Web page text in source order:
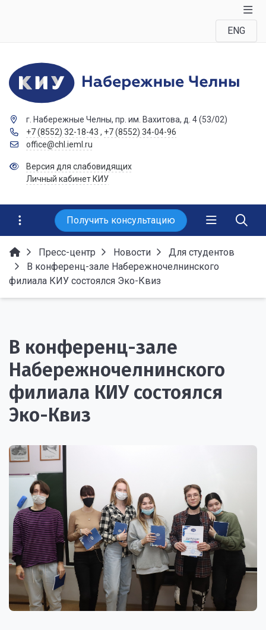
ENG
г. Набережные Челны, пр. им. Вахитова, д. 4 (53/02)
+7 (8552) 32-18-43 , +7 (8552) 34-04-96
office@chl.ieml.ru
Версия для слабовидящих
Личный кабинет КИУ
Получить консультацию
Пресс-центр Новости
Для студентов
В конференц-зале Набережночелнинского
филиала КИУ состоялся Эко-Квиз
В конференц-зале
Набережночелнинского
филиала КИУ состоялся
Эко-Квиз